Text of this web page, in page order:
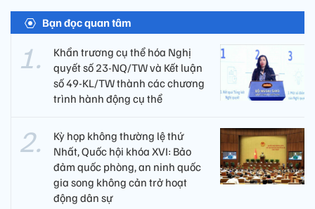
Bạn đọc quan tâm
Khẩn trương cụ thể hóa Nghị
quyết số 23-NQ/TW và Kết luận
số 49-KL/TW thành các chương
trình hành động cụ thể
Kỳ họp không thường lệ thứ
Nhất, Quốc hội khóa XVI: Bảo
đảm quốc phòng, an ninh quốc
gia song không cản trở hoạt
động dân sự